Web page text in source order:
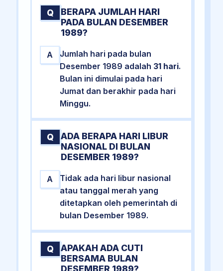
Q
BERAPA JUMLAH HARI
PADA BULAN DESEMBER
1989?
A
Jumlah hari pada bulan
Desember 1989 adalah 31 hari.
Bulan ini dimulai pada hari
Jumat dan berakhir pada hari
Minggu.
Q
ADA BERAPA HARI LIBUR
NASIONAL DI BULAN
DESEMBER 1989?
A
Tidak ada hari libur nasional
atau tanggal merah yang
ditetapkan oleh pemerintah di
bulan Desember 1989.
Q
APAKAH ADA CUTI
BERSAMA BULAN
DESEMBER 1989?